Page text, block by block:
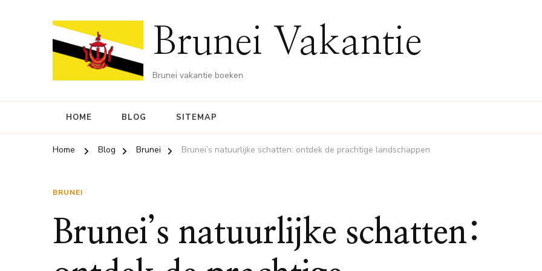
Brunei Vakantie
Brunei vakantie boeken
HOME BLOG SITEMAP
Home Blog Brunei Brunei’s natuurlijke schatten: ontdek de prachtige landschappen
BRUNEI
Brunei’s natuurlijke schatten: